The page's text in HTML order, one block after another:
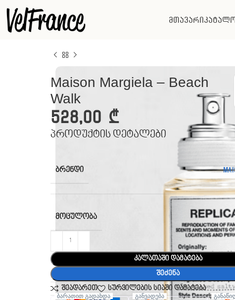
მთავარი
Maison Margiela – Beach
Walk
528,00 ₾
პროდუქტის დეტალები
ᲑᲠᲔᲜᲓᲘ
ᲛᲝᲪᲣᲚᲝᲑᲐ
კალათაში დამატება
შეძენა
შეადარეთ სურვილების სიაში დამატება
ბარათით გადახდა განვადება